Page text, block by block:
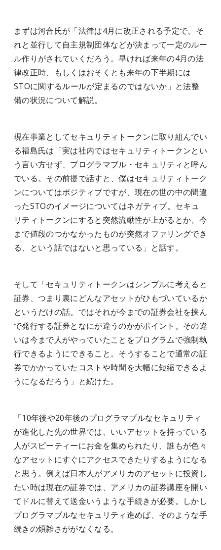
まずは河合氏が「法律は4月に改正される予定で、そ
れと並行して自主規制団体などが決まって一定のルー
ル作りがされていくだろう。早ければ来年の4月の法
律改正時、もしくはおそくとも来年の下半期には
STOに関するルールが定まるのではないか」と法整
備の状況について解説。
現在事業としてセキュリティトークンに取り組んでい
る福島氏は「実は社内ではセキュリティトークンとい
う言い方せず、プログラマブル・セキュリティと呼ん
でいる。その前提で話すと、僕はセキュリティトーク
ンについてはポジティブですが、現在の世の中の間違
ったSTOのイメージについてはネガティブ。セキュ
リティトークンにすると突然流動性が上がるとか、今
まで値段のつかなかったものが突然オファリングでき
る、という話ではないと思っている」と話す。
そして「セキュリティトークンはシンプルに考えると
証券、つまり裏にどんなアセットがひもづいているか
というだけの話。ではそれが今までの証券会社を挟ん
で発行する証券となにが違うのかがポイント。その違
いは今まで人がやっていたことをプログラムで強制執
行できるようにできること。そうすることで通常の証
券でかかっていたコストや時間を大幅に短縮できるよ
うになるだろう」と続けた。
「10年後や20年後のプログラマブルなセキュリティ
が進化した先の世界では、いいアセットを持っている
人がスピーティーにお金を集められたり、誰もが色々
なアセットにすぐにアクセスできたりするようになる
と思う。例えば日本人がアメリカのアセットに投資し
たい時は現在の証券では、アメリカの証券講座を開い
てドルに替えて送金いうような手続きが必要。しかし
プログラマブルなセキュリティ進めば、そのような手
続きの煩雑さががなくなる。